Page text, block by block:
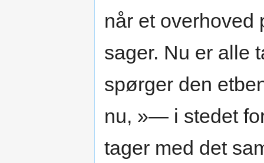
når et
sager. Nu er alle
spørger den
nu, »— i stedet
tager med det